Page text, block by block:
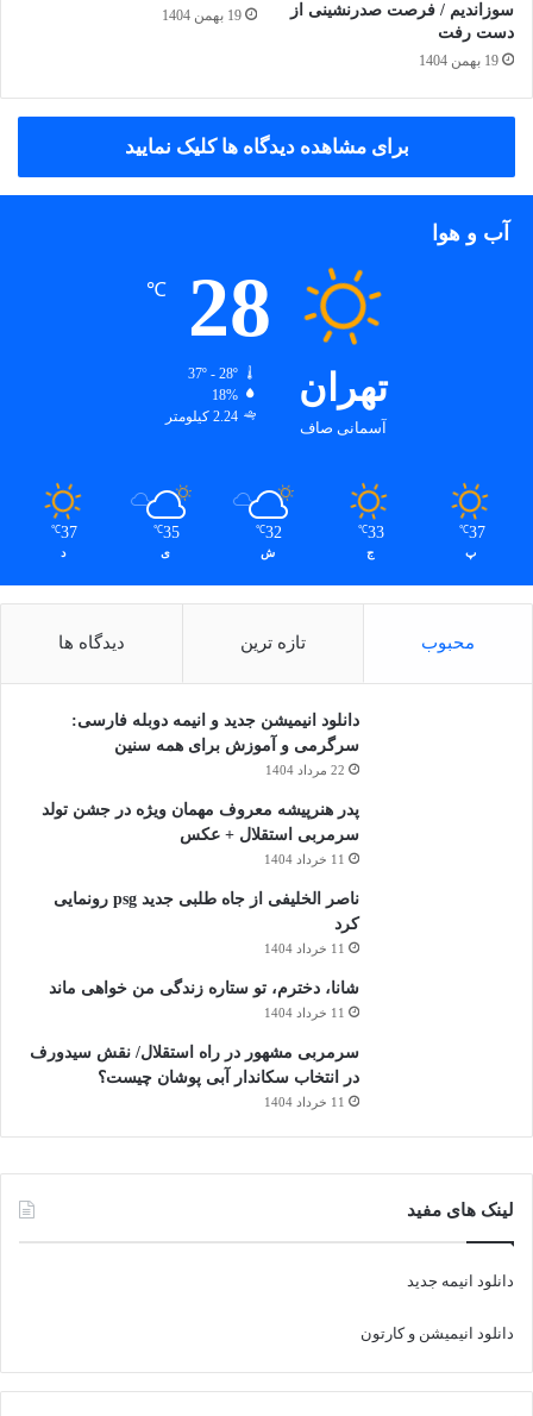
سوزاندیم / فرصت صدرنشینی از
دست رفت
19 بهمن 1404
19 بهمن 1404
برای مشاهده دیدگاه ها کلیک نمایید
آب و هوا
تهران
آسمانی صاف
28
℃
37º - 28º
18%
2.24 کیلومتر
37
℃
پ
33
℃
ج
32
℃
ش
35
℃
ی
37
℃
د
محبوب تازه ترین دیدگاه ها
دانلود انیمیشن جدید و انیمه دوبله فارسی:
سرگرمی و آموزش برای همه سنین
22 مرداد 1404
پدر هنرپیشه معروف مهمان ویژه در جشن تولد
سرمربی استقلال + عکس
11 خرداد 1404
ناصر الخلیفی از جاه طلبی جدید psg رونمایی
کرد
11 خرداد 1404
شانا، دخترم، تو ستاره زندگی من خواهی ماند
11 خرداد 1404
سرمربی مشهور در راه استقلال/ نقش سیدورف
در انتخاب سکاندار آبی پوشان چیست؟
11 خرداد 1404
لینک های مفید
دانلود انیمه جدید
دانلود انیمیشن و کارتون